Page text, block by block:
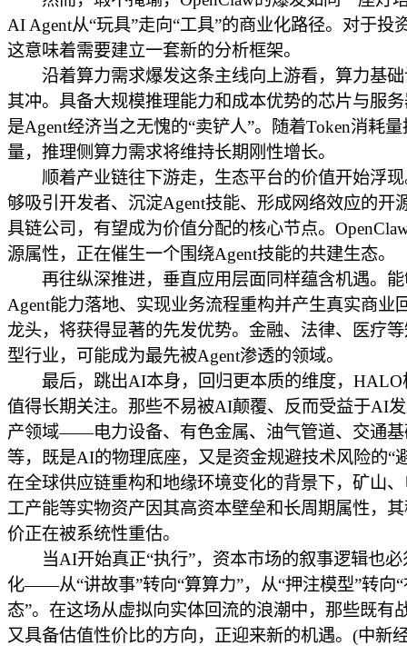
AI Agent从“玩具”走向“工具”的商业化路径。对于投
这意味着需要建立一套新的分析框架。
沿着算力需求爆发这条主线向上游看，算力基础
其冲。具备大规模推理能力和成本优势的芯片与服
是Agent经济当之无愧的“卖铲人”。随着Token消耗
量，推理侧算力需求将维持长期刚性增长。
顺着产业链往下游走，生态平台的价值开始浮现
够吸引开发者、沉淀Agent技能、形成网络效应的开
具链公司，有望成为价值分配的核心节点。
源属性，正在催生一个围绕Agent技能的共建生态。
再往纵深推进，垂直应用层面同样蕴含机遇。能
Agent能力落地、实现业务流程重构并产生真实商业
龙头，将获得显著的先发优势。金融、法律、医疗
型行业，可能成为最先被Agent渗透的领域。
最后，跳出AI本身，回归更本质的维度，HALO
值得长期关注。那些不易被AI颠覆、反而受益于AI
产领域——电力设备、有色金属、油气管道、交通基
等，既是AI的物理底座，又是资金规避技术风险的“
在全球供应链重构和地缘环境变化的背景下，矿山
工产能等实物资产因其高资本壁垒和长周期属性，
价正在被系统性重估。
当AI开始真正“执行”，资本市场的叙事逻辑也必
化——从“讲故事”转向“算算力”，从“押注模型”转向
态”。在这场从虚拟向实体回流的浪潮中，那些既有
又具备估值性价比的方向，正迎来新的机遇。(中新